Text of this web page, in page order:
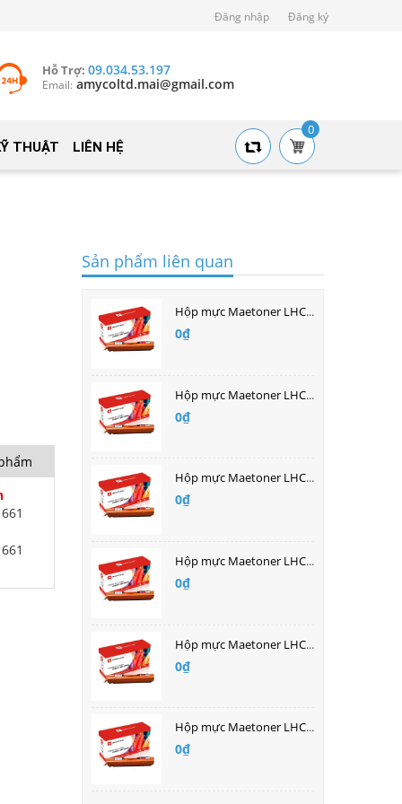
Đăng nhập Đăng ký
Hỗ Trợ: 09.034.53.197
Email: amycoltd.mai@gmail.com
THUẬT LIÊN HỆ
0
Sản phẩm liên quan
Hộp mực Maetoner LHCF213A (HP200/251) màu đỏ
0₫
Hộp mực Maetoner LHCF212A (HP200/251) màu vàng
0₫
Hộp mực Maetoner LHCF211A (HP200/251) màu xanh
0₫
Hộp mực Maetoner LHCF210A(HP200/251) màu đen
0₫
Hộp mực Maetoner LHCF402A
0₫
Hộp mực Maetoner LHCF401A
0₫